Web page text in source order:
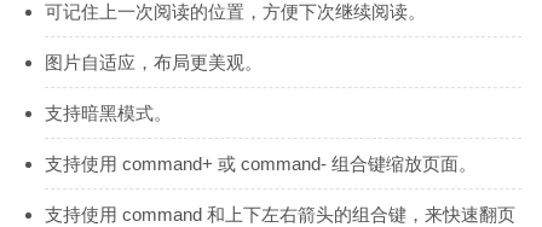
可记住上一次阅读的位置，方便下次继续阅读。
图片自适应，布局更美观。
支持暗黑模式。
支持使用 command+ 或 command- 组合键缩放页面。
支持使用 command 和上下左右箭头的组合键，来快速翻页